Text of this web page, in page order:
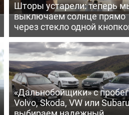
Шторы устарели: теперь
выключаем солнце прямо
через стекло одной
«Дальнобойщики» с
Volvo, Skoda, VW или